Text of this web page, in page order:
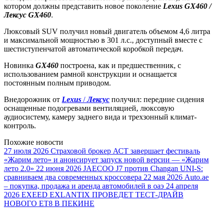
котором должны представить новое поколение Lexus GX460 /
Лексус GX460.
Люксовый SUV получил новый двигатель объемом 4,6 литра
и максимальной мощностью в 301 л.с., доступный вместе с
шестиступенчатой автоматической коробкой передач.
Новинка GX460 построена, как и предшественник, с
использованием рамной конструкции и оснащается
постоянным полным приводом.
Внедорожник от Lexus /Лексус получил: передние сидения
оснащенные подогревами вентиляцией, люксовую
аудиосистему, камеру заднего вида и трехзонный климат-
контроль.
Похожие новости
27 июля 2026 Страховой брокер АСТ завершает фестиваль
«Жарим лето» и анонсирует запуск новой версии — «Жарим
лето 2.0» 22 июня 2026 JAECOO J7 против Changan UNI-S:
сравниваем два современных кроссовера 22 мая 2026 Auto.ae
– покупка, продажа и аренда автомобилей в оаэ 24 апреля
2026 EXEED EXLANTIX ПРОВЕДЕТ ТЕСТ-ДРАЙВ
НОВОГО ET8 В ПЕКИНЕ